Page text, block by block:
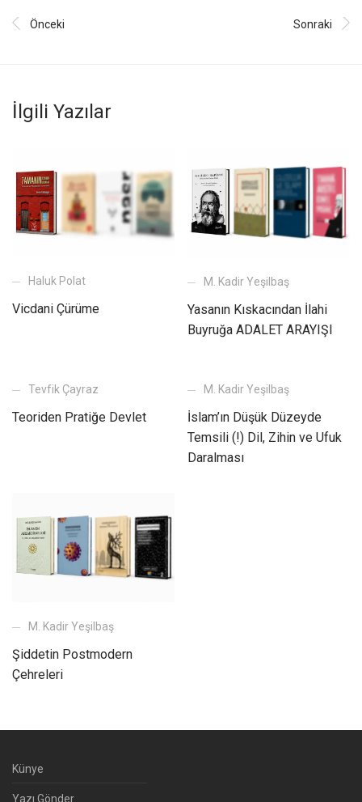
Önceki Sonraki
İlgili Yazılar
Haluk Polat
Vicdani Çürüme
M. Kadir Yeşilbaş
Yasanın Kıskacından İlahi
Buyruğa ADALET ARAYIŞI
Tevfik Çayraz
Teoriden Pratiğe Devlet
M. Kadir Yeşilbaş
İslam’ın Düşük Düzeyde
Temsili (!) Dil, Zihin ve Ufuk
Daralması
M. Kadir Yeşilbaş
Şiddetin Postmodern
Çehreleri
Künye
Yazı Gönder